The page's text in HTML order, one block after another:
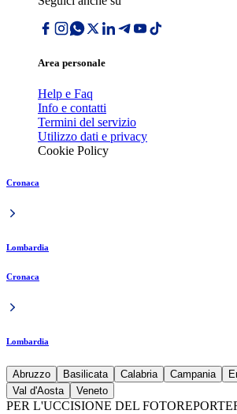
Area personale
Help e Faq
Info e contatti
Termini del servizio
Utilizzo dati e privacy
Cookie Policy
Cronaca
Lombardia
Cronaca
Lombardia
Abruzzo Basilicata Calabria Campania
Val d'Aosta
Veneto
PER L'UCCISIONE DEL